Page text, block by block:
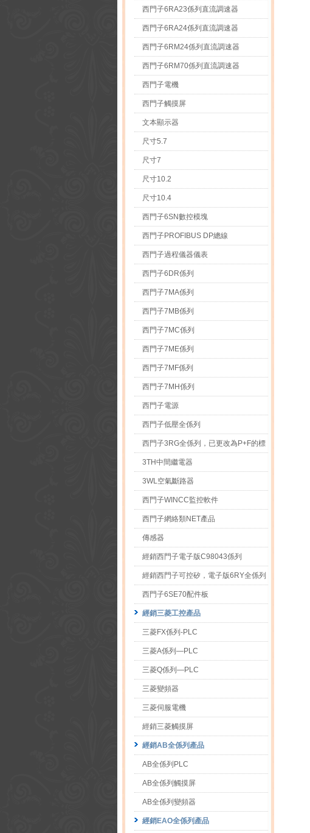
西門子6RA23係列直流調速器
西門子6RA24係列直流調速器
西門子6RM24係列直流調速器
西門子6RM70係列直流調速器
西門子電機
西門子觸摸屏
文本顯示器
尺寸5.7
尺寸7
尺寸10.2
尺寸10.4
西門子6SN數控模塊
西門子PROFIBUS DP總線
西門子過程儀器儀表
西門子6DR係列
西門子7MA係列
西門子7MB係列
西門子7MC係列
西門子7ME係列
西門子7MF係列
西門子7MH係列
西門子電源
西門子低壓全係列
西門子3RG全係列，已更改為P+F的標
3TH中間繼電器
3WL空氣斷路器
西門子WINCC監控軟件
西門子網絡類NET產品
傳感器
經銷西門子電子版C98043係列
經銷西門子可控矽，電子版6RY全係列
西門子6SE70配件板
經銷三菱工控產品
三菱FX係列-PLC
三菱A係列—PLC
三菱Q係列—PLC
三菱變頻器
三菱伺服電機
經銷三菱觸摸屏
經銷AB全係列產品
AB全係列PLC
AB全係列觸摸屏
AB全係列變頻器
經銷EAO全係列產品